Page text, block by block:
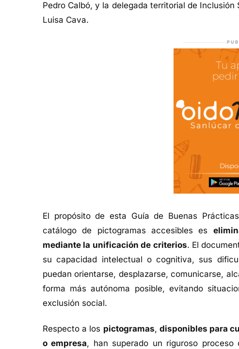
Pedro Calbó, y la delegada territorial de
Luisa Cava.
El propósito de esta Guía de Buenas
catálogo de pictogramas accesibles es
mediante la unificación de criterios. El
su capacidad intelectual o cognitiva, sus
puedan orientarse, desplazarse, comunicarse,
forma más autónoma posible, evitando
exclusión social.
Respecto a los pictogramas, disponibles para
o empresa, han superado un riguroso